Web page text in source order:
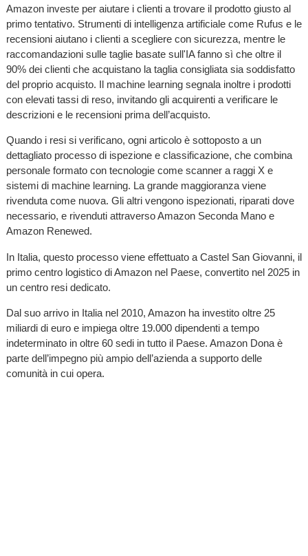
Amazon investe per aiutare i clienti a trovare il prodotto giusto al
primo tentativo. Strumenti di intelligenza artificiale come Rufus e le
recensioni aiutano i clienti a scegliere con sicurezza, mentre le
raccomandazioni sulle taglie basate sull'IA fanno sì che oltre il
90% dei clienti che acquistano la taglia consigliata sia soddisfatto
del proprio acquisto. Il machine learning segnala inoltre i prodotti
con elevati tassi di reso, invitando gli acquirenti a verificare le
descrizioni e le recensioni prima dell’acquisto.
Quando i resi si verificano, ogni articolo è sottoposto a un
dettagliato processo di ispezione e classificazione, che combina
personale formato con tecnologie come scanner a raggi X e
sistemi di machine learning. La grande maggioranza viene
rivenduta come nuova. Gli altri vengono ispezionati, riparati dove
necessario, e rivenduti attraverso Amazon Seconda Mano e
Amazon Renewed.
In Italia, questo processo viene effettuato a Castel San Giovanni, il
primo centro logistico di Amazon nel Paese, convertito nel 2025 in
un centro resi dedicato.
Dal suo arrivo in Italia nel 2010, Amazon ha investito oltre 25
miliardi di euro e impiega oltre 19.000 dipendenti a tempo
indeterminato in oltre 60 sedi in tutto il Paese. Amazon Dona è
parte dell’impegno più ampio dell’azienda a supporto delle
comunità in cui opera.